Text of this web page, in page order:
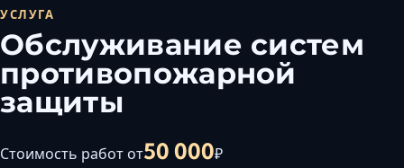
Грозный
УСЛУГА
Обслуживание систем
противопожарной
защиты
Стоимость работ от50 000₽